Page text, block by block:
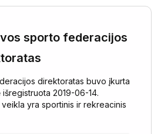
sporto federacijos
direktoratas buvo įkurta
išregistruota 2019-06-14.
yra sportinis ir rekreacinis